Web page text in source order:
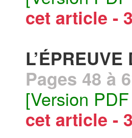
cet article -
Pages 48 à
[Version
cet article -